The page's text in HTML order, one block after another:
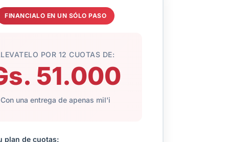
FINANCIALO EN UN SÓLO PASO
POR 12 CUOTAS DE:
51.000
Con una entrega de apenas mil'i
plan de cuotas: